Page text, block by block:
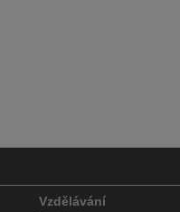
Vzdělávání